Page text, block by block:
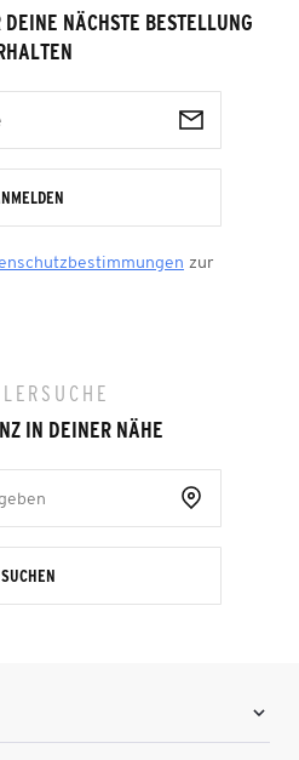
DEINE NÄCHSTE BESTELLUNG
zur
IN DEINER NÄHE
SUCHEN